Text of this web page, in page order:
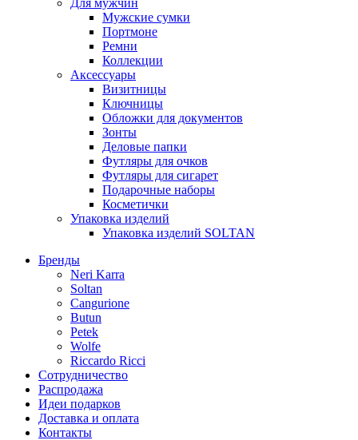
Для мужчин
Мужские сумки
Портмоне
Ремни
Коллекции
Аксессуары
Визитницы
Ключницы
Обложки для документов
Зонты
Деловые папки
Футляры для очков
Футляры для сигарет
Подарочные наборы
Косметички
Упаковка изделий
Упаковка изделий SOLTAN
Бренды
Neri Karra
Soltan
Cangurione
Butun
Petek
Wolfe
Riccardo Ricci
Сотрудничество
Распродажа
Идеи подарков
Доставка и оплата
Контакты